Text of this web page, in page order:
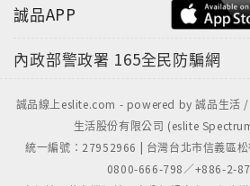
誠品APP
內政部警政署 165全民防騙網
誠品線上eslite.com - powered by 誠品生活
生活股份有限公司 (eslite
統一編號：27952966 | 台灣台北市信義區
0800-666-798／+886-2-